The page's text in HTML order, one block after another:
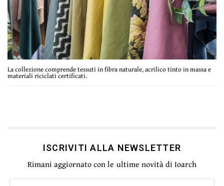
La collezione comprende tessuti in fibra naturale, acrilico tinto in massa e
materiali riciclati certificati.
ISCRIVITI ALLA NEWSLETTER
Rimani aggiornato con le ultime novità di Ioarch